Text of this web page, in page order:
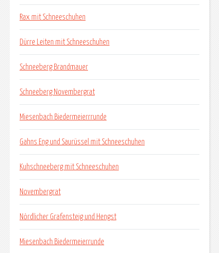
Rax mit Schneeschuhen
Dürre Leiten mit Schneeschuhen
Schneeberg Brandmauer
Schneeberg Novembergrat
Miesenbach Biedermeierrrunde
Gahns Eng und Saurüssel mit Schneeschuhen
Kuhschneeberg mit Schneeschuhen
Novembergrat
Nördlicher Grafensteig und Hengst
Miesenbach Biedermeierrunde